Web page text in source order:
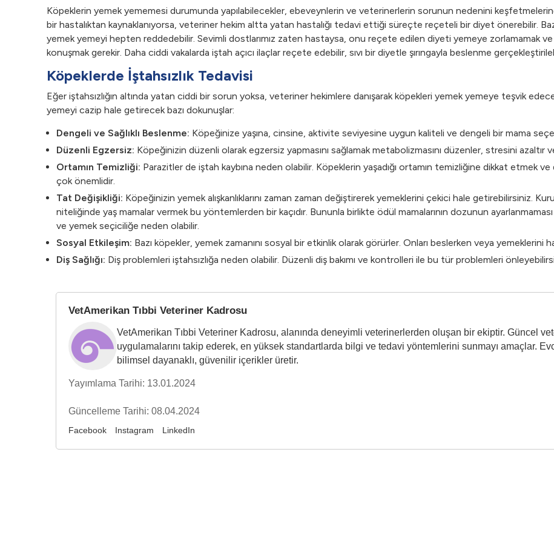
Köpeklerin yemek yememesi durumunda yapılabilecekler, ebeveynlerin ve veterinerlerin sorunun nedenini
bir hastalıktan kaynaklanıyorsa, veteriner hekim altta yatan hastalığı tedavi ettiği süreçte reçeteli bir diyet önerebilir.
yemek yemeyi hepten reddedebilir. Sevimli dostlarımız zaten hastaysa, onu reçete edilen diyeti yemeye zorlamamak
konuşmak gerekir. Daha ciddi vakalarda iştah açıcı ilaçlar reçete edebilir, sıvı bir diyetle şırıngayla beslenme
Köpeklerde İştahsızlık Tedavisi
Eğer iştahsızlığın altında yatan ciddi bir sorun yoksa, veteriner hekimlere danışarak köpekleri yemek yemeye teşvik
yemeyi cazip hale getirecek bazı dokunuşlar:
Dengeli ve Sağlıklı Beslenme: Köpeğinize yaşına, cinsine, aktivite seviyesine uygun kaliteli ve dengeli bir mama
Düzenli Egzersiz: Köpeğinizin düzenli olarak egzersiz yapmasını sağlamak metabolizmasını düzenler, stresini azaltır ve
Ortamın Temizliği: Parazitler de iştah kaybına neden olabilir. Köpeklerin yaşadığı ortamın temizliğine dikkat etmek ve
çok önemlidir.
Tat Değişikliği: Köpeğinizin yemek alışkanlıklarını zaman zaman değiştirerek yemeklerini çekici hale getirebilirsiniz.
niteliğinde yaş mamalar vermek bu yöntemlerden bir kaçıdır. Bununla birlikte ödül mamalarının dozunun
ve yemek seçiciliğe neden olabilir.
Sosyal Etkileşim: Bazı köpekler, yemek zamanını sosyal bir etkinlik olarak görürler. Onları beslerken veya yemeklerini
Diş Sağlığı: Diş problemleri iştahsızlığa neden olabilir. Düzenli diş bakımı ve kontrolleri ile bu tür problemleri
VetAmerikan Tıbbi Veteriner Kadrosu
VetAmerikan Tıbbi Veteriner Kadrosu, alanında deneyimli veterinerlerden oluşan bir ekiptir. Güncel
uygulamalarını takip ederek, en yüksek standartlarda bilgi ve tedavi yöntemlerini sunmayı amaçlar.
bilimsel dayanaklı, güvenilir içerikler üretir.
Yayımlama Tarihi: 13.01.2024
Güncelleme Tarihi: 08.04.2024
Facebook Instagram LinkedIn